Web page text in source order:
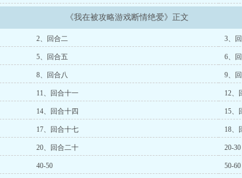
《我在被攻略游戏断情绝爱》正文
2、回合二 3、
5、回合五 6、
8、回合八 9、
11、回合十一 12、
14、回合十四 15、
17、回合十七 18、
20、回合二十 20-30
40-50 50-60